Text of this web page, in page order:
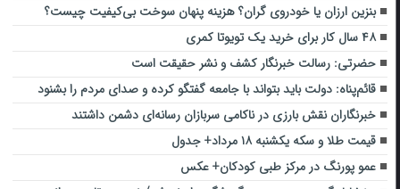
بنزین ارزان یا خودروی گران؟ هزینه پنهان سوخت بی‌کیفیت چیست؟
۴۸ سال کار برای خرید یک تویوتا کمری
حضرتی: رسالت خبرنگار کشف و نشر حقیقت است
قائم‌پناه: دولت باید بتواند با جامعه گفتگو کرده و صدای مردم را بشنود
خبرنگاران نقش بارزی در ناکامی سربازان رسانه‌ای دشمن داشتند
قیمت طلا و سکه یکشنبه ۱۸ مرداد+ جدول
عمو پورنگ در مرکز طبی کودکان+ عکس